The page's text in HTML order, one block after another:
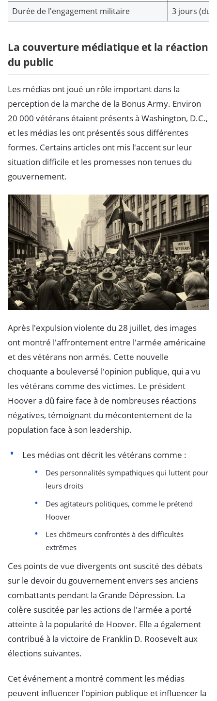
Durée de l'engagement militaire 3 jours (du
La couverture médiatique et la réaction
du public
Les médias ont joué un rôle important dans la
perception de la marche de la Bonus Army. Environ
20 000 vétérans étaient présents à Washington, D.C.,
et les médias les ont présentés sous différentes
formes. Certains articles ont mis l'accent sur leur
situation difficile et les promesses non tenues du
gouvernement.
Après l'expulsion violente du 28 juillet, des images
ont montré l'affrontement entre l'armée américaine
et des vétérans non armés. Cette nouvelle
choquante a bouleversé l'opinion publique, qui a vu
les vétérans comme des victimes. Le président
Hoover a dû faire face à de nombreuses réactions
négatives, témoignant du mécontentement de la
population face à son leadership.
Les médias ont décrit les vétérans comme :
Des personnalités sympathiques qui luttent pour
leurs droits
Des agitateurs politiques, comme le prétend
Hoover
Les chômeurs confrontés à des difficultés
extrêmes
Ces points de vue divergents ont suscité des débats
sur le devoir du gouvernement envers ses anciens
combattants pendant la Grande Dépression. La
colère suscitée par les actions de l'armée a porté
atteinte à la popularité de Hoover. Elle a également
contribué à la victoire de Franklin D. Roosevelt aux
élections suivantes.
Cet événement a montré comment les médias
peuvent influencer l'opinion publique et influencer la